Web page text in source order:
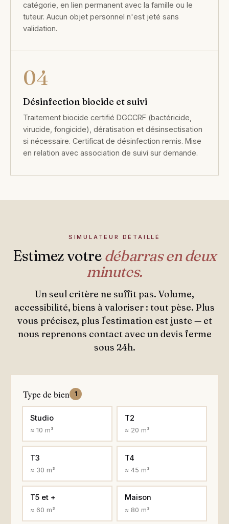
catégorie, en lien permanent avec la famille ou le
tuteur. Aucun objet personnel n'est jeté sans
validation.
04
Désinfection biocide et suivi
Traitement biocide certifié DGCCRF (bactéricide,
virucide, fongicide), dératisation et désinsectisation
si nécessaire. Certificat de désinfection remis. Mise
en relation avec association de suivi sur demande.
SIMULATEUR DÉTAILLÉ
Estimez votre débarras en deux
minutes.
Un seul critère ne suffit pas. Volume,
accessibilité, biens à valoriser : tout pèse. Plus
vous précisez, plus l'estimation est juste — et
nous reprenons contact avec un devis ferme
sous 24h.
Type de bien 1
Studio
≈ 10 m³
T2
≈ 20 m³
T3
≈ 30 m³
T4
≈ 45 m³
T5 et +
≈ 60 m³
Maison
≈ 80 m³